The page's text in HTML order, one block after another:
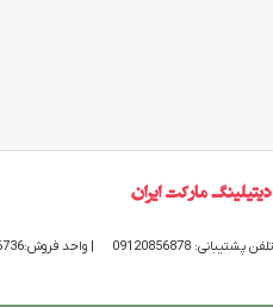
تلفن پشتیبانی: 09120856878 | واحد فروش:09196956736